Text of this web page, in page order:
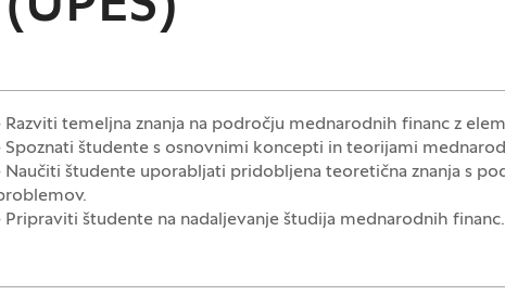
Razviti temeljna znanja na področju mednarodnih financ z
Spoznati študente s osnovnimi koncepti in teorijami
Naučiti študente uporabljati pridobljena teoretična znanja s
Pripraviti študente na nadaljevanje študija mednarodnih financ.